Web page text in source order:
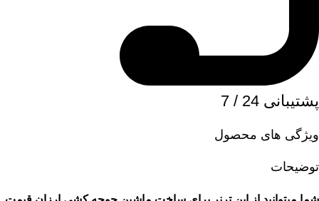
پشتیبانی 24 / 7
ویژگی های محصول
توضیحات